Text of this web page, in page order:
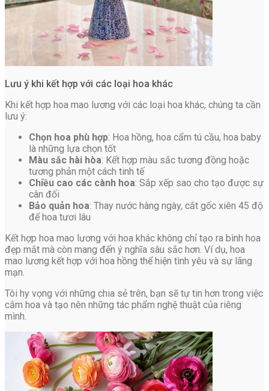
Lưu ý khi kết hợp với các loại hoa khác
Khi kết hợp hoa mao lương với các loại hoa khác, chúng ta cần
lưu ý:
Chọn hoa phù hợp: Hoa hồng, hoa cẩm tú cầu, hoa baby
là những lựa chọn tốt
Màu sắc hài hòa: Kết hợp màu sắc tương đồng hoặc
tương phản một cách tinh tế
Chiều cao các cành hoa: Sắp xếp sao cho tạo được sự
cân đối
Bảo quản hoa: Thay nước hàng ngày, cắt gốc xiên 45 độ
để hoa tươi lâu
Kết hợp hoa mao lương với hoa khác không chỉ tạo ra bình hoa
đẹp mắt mà còn mang đến ý nghĩa sâu sắc hơn. Ví dụ, hoa
mao lương kết hợp với hoa hồng thể hiện tình yêu và sự lãng
mạn.
Tôi hy vọng với những chia sẻ trên, bạn sẽ tự tin hơn trong việc
cắm hoa và tạo nên những tác phẩm nghệ thuật của riêng
mình.